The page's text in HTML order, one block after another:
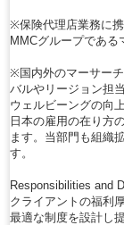
※保険代理店業務に
MMCグループである
※国内外のマーサー
バルやリージョン担
ウェルビーングの向
日本の雇用の在り方
ます。当部門も組織
す。
Responsibilities and
クライアントの福利
最適な制度を設計し